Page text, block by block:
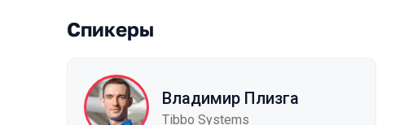
Спикеры
Владимир Плизга
Tibbo Systems